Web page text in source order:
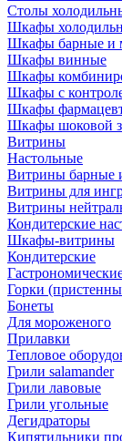
Столы
Шкафы
Шкафы барные и
Шкафы винные
Шкафы
Шкафы с
Шкафы
Шкафы шоковой
Витрины
Настольные
Витрины барные
Витрины для
Витрины
Кондитерские
Шкафы-витрины
Кондитерские
Горки
Бонеты
Для мороженого
Прилавки
Тепловое
Грили salamander
Грили лавовые
Грили угольные
Дегидраторы
Кипятильники